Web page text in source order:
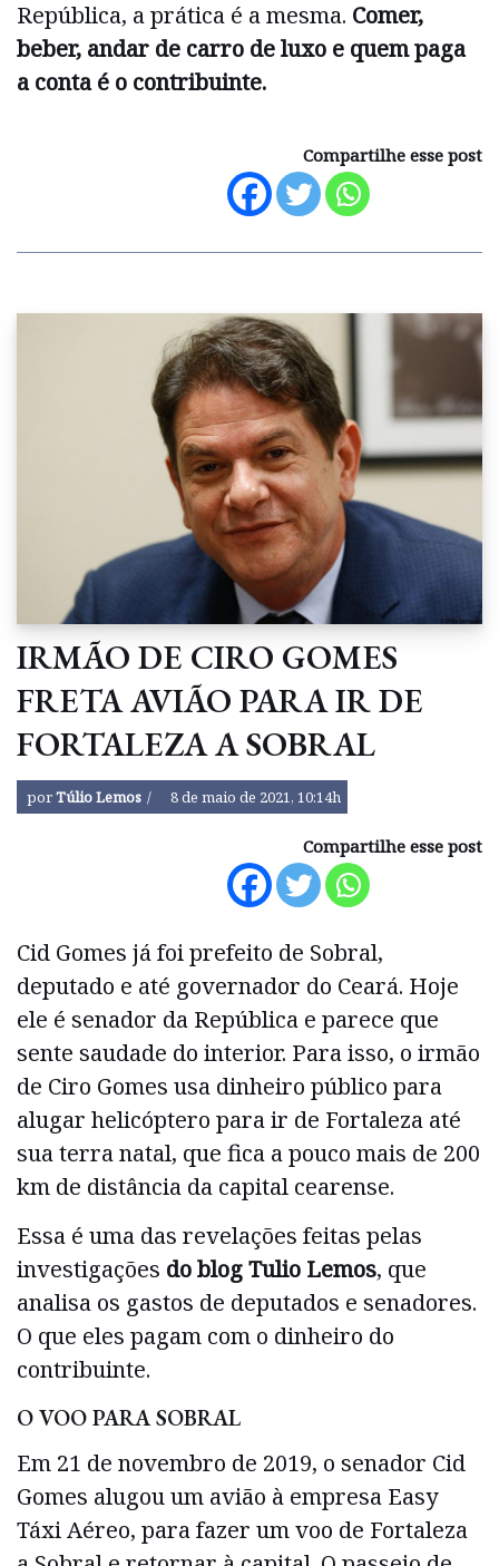
República, a prática é a mesma. Comer,
beber, andar de carro de luxo e quem paga
a conta é o contribuinte.
Compartilhe esse post
IRMÃO DE CIRO GOMES
FRETA AVIÃO PARA IR DE
FORTALEZA A SOBRAL
porTúlio Lemos 8 de maio de 2021, 10:14h
Compartilhe esse post
Cid Gomes já foi prefeito de Sobral,
deputado e até governador do Ceará. Hoje
ele é senador da República e parece que
sente saudade do interior. Para isso, o irmão
de Ciro Gomes usa dinheiro público para
alugar helicóptero para ir de Fortaleza até
sua terra natal, que fica a pouco mais de 200
km de distância da capital cearense.
Essa é uma das revelações feitas pelas
investigações do blog Tulio Lemos, que
analisa os gastos de deputados e senadores.
O que eles pagam com o dinheiro do
contribuinte.
O VOO PARA SOBRAL
Em 21 de novembro de 2019, o senador Cid
Gomes alugou um avião à empresa Easy
Táxi Aéreo, para fazer um voo de Fortaleza